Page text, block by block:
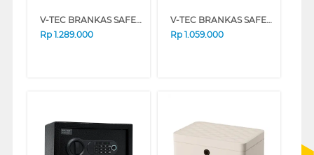
V-TEC BRANKAS SAFE BOX VT-SDB_30ESF
Rp 1.289.000
V-TEC BRANKAS SAFE BOX VT-SDB_25ESF
Rp 1.059.000